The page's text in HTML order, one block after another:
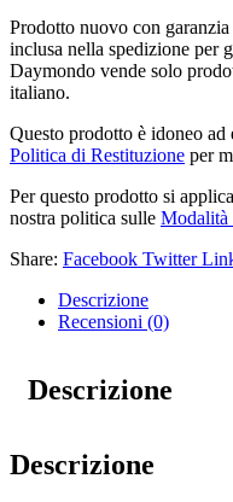
Prodotto nuovo con
inclusa nella spedizione per
Daymondo vende solo
italiano.
Questo prodotto è idoneo ad
Politica di Restituzione per
Per questo prodotto si
nostra politica sulle Modalità
Share: Facebook Twitter
Descrizione
Recensioni (0)
Descrizione
Descrizione